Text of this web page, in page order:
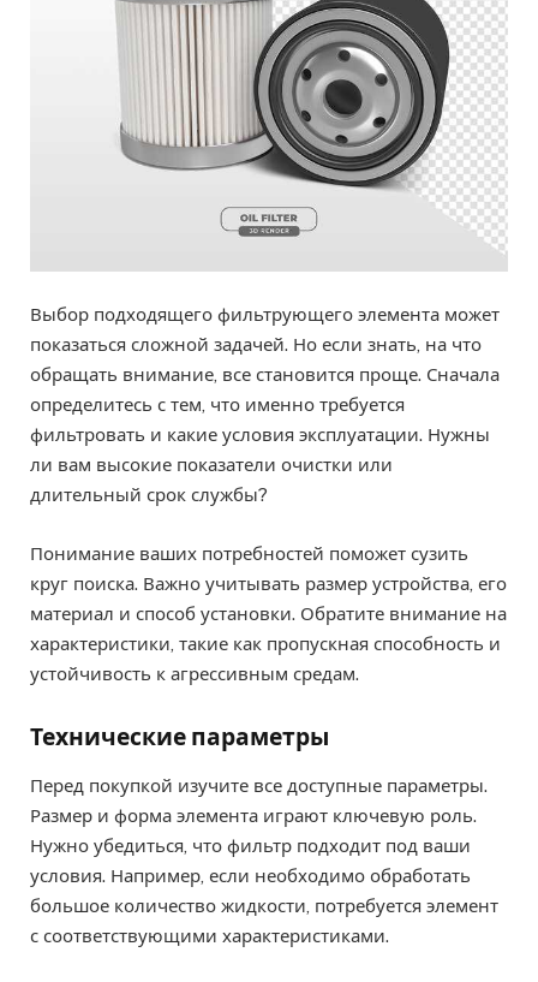
Выбор подходящего фильтрующего элемента может
показаться сложной задачей. Но если знать, на что
обращать внимание, все становится проще. Сначала
определитесь с тем, что именно требуется
фильтровать и какие условия эксплуатации. Нужны
ли вам высокие показатели очистки или
длительный срок службы?
Понимание ваших потребностей поможет сузить
круг поиска. Важно учитывать размер устройства, его
материал и способ установки. Обратите внимание на
характеристики, такие как пропускная способность и
устойчивость к агрессивным средам.
Технические параметры
Перед покупкой изучите все доступные параметры.
Размер и форма элемента играют ключевую роль.
Нужно убедиться, что фильтр подходит под ваши
условия. Например, если необходимо обработать
большое количество жидкости, потребуется элемент
с соответствующими характеристиками.